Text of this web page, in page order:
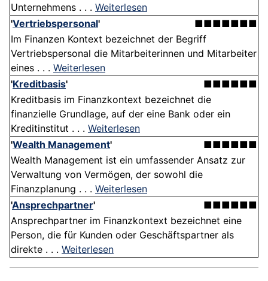
Unternehmens . . . Weiterlesen
'Vertriebspersonal'
■■■■■■■
Im Finanzen Kontext bezeichnet der Begriff
Vertriebspersonal die Mitarbeiterinnen und Mitarbeiter
eines . . . Weiterlesen
'Kreditbasis'
■■■■■■
Kreditbasis im Finanzkontext bezeichnet die
finanzielle Grundlage, auf der eine Bank oder ein
Kreditinstitut . . . Weiterlesen
'Wealth Management'
■■■■■■
Wealth Management ist ein umfassender Ansatz zur
Verwaltung von Vermögen, der sowohl die
Finanzplanung . . . Weiterlesen
'Ansprechpartner'
■■■■■■
Ansprechpartner im Finanzkontext bezeichnet eine
Person, die für Kunden oder Geschäftspartner als
direkte . . . Weiterlesen